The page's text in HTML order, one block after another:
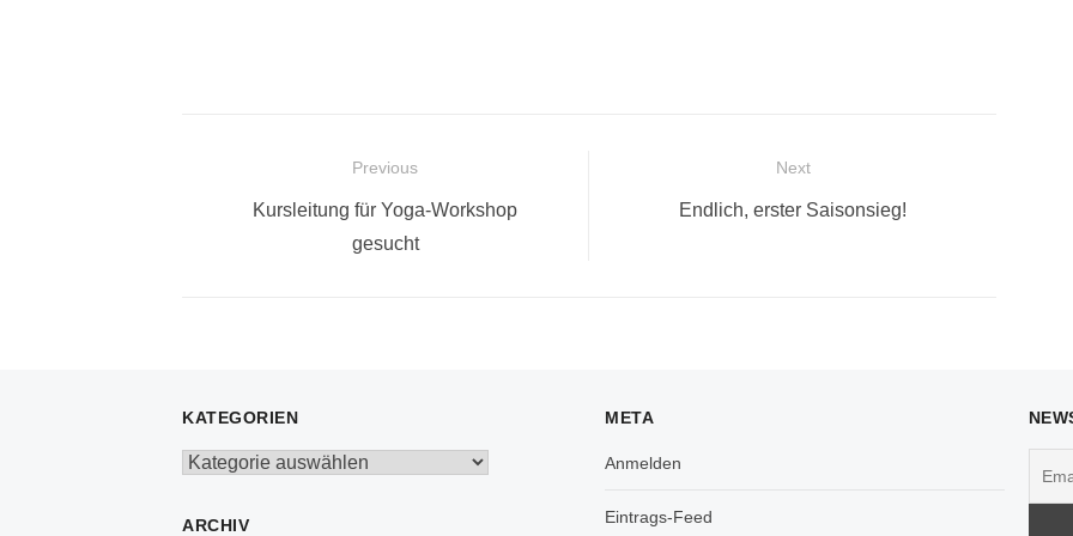
Beitragsnavigation
Previous
Previous
Kursleitung für Yoga-Workshop
gesucht
Next
Next
Endlich, erster Saisonsieg!
KATEGORIEN
Kategorien
ARCHIV
META
Anmelden
Eintrags-Feed